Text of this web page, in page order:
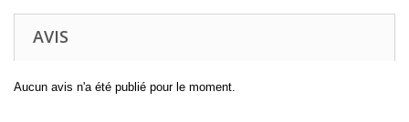
AVIS
Aucun avis n'a été publié pour le moment.